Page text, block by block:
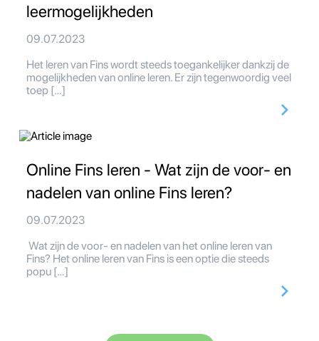
leermogelijkheden
09.07.2023
Het leren van Fins wordt steeds toegankelijker dankzij de
mogelijkheden van online leren. Er zijn tegenwoordig veel
toep […]
Online Fins leren - Wat zijn de voor- en
nadelen van online Fins leren?
09.07.2023
Wat zijn de voor- en nadelen van het online leren van
Fins? Het online leren van Fins is een optie die steeds
popu […]